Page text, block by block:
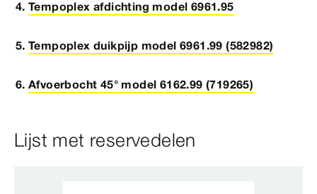
Tempoplex afdichting model 6961.95
Tempoplex duikpijp model 6961.99 (582982)
Afvoerbocht 45° model 6162.99 (719265)
Lijst met reservedelen